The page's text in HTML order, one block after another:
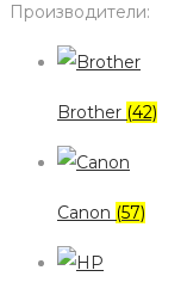
Производители:
Brother (42)
Canon (57)